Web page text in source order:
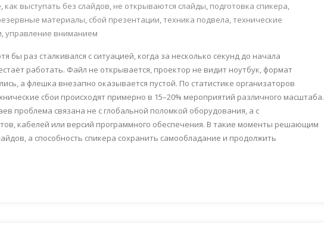
, как выступать без слайдов, не открываются слайды, подготовка спикера,
материалы, сбой презентации,техника подвела,технические
,управление вниманием
бы раз сталкивался с ситуацией, когда за несколько секунд до начала
работать. Файл не открывается, проектор не видит ноутбук, формат
а флешка внезапно оказывается пустой. По статистике организаторов
сбои происходят примерно в 15–20% мероприятий различного масштаба.
проблема связана не с глобальной поломкой оборудования, а с
кабелей или версий программного обеспечения. В такие моменты решающим
а способность спикера сохранить самообладание и продолжить